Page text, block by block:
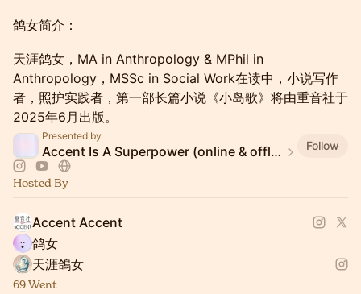
鸽女简介：
天涯鸽女，MA in Anthropology & MPhil in
Anthropology，MSSc in Social Work在读中，小说写作
者，照护实践者，第一部长篇小说《小岛歌》将由重音社于
2025年6月出版。
Presented by
Accent Is A Superpower (online & offline events) Follow
Hosted By
Accent Accent
鸽女
天涯鴿女
69 Went